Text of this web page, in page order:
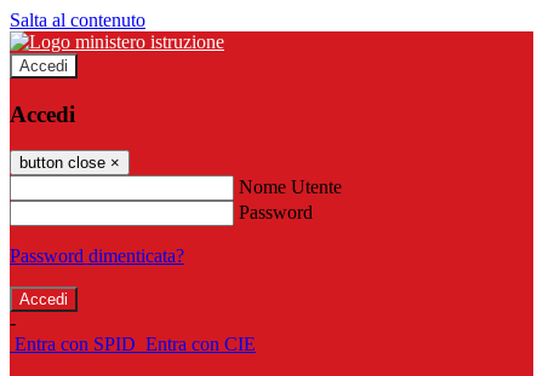
Salta al contenuto
Accedi
Accedi
button close ×
Nome Utente
Password
Password dimenticata?
-
Entra con SPID Entra con CIE